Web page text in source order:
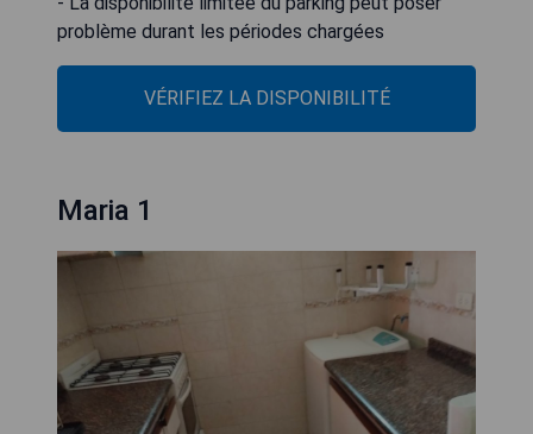
problème durant les périodes chargées
VÉRIFIEZ LA DISPONIBILITÉ
Maria 1